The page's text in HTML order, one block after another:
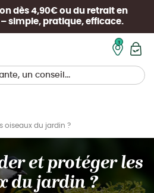
dès 4,90€ ou du retrait en
– simple, pratique, efficace.
oiseaux du jardin ?
et protéger les
du jardin ?